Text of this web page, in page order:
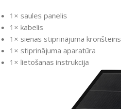
1× saules panelis
1× kabelis
1× sienas stiprinājuma kronšteins
1× stiprinājuma aparatūra
1× lietošanas instrukcija